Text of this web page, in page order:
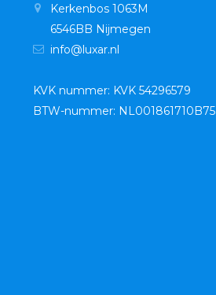
Kerkenbos 1063M
6546BB Nijmegen
info@luxar.nl
KVK nummer: KVK 54296579
BTW-nummer: NL001861710B75